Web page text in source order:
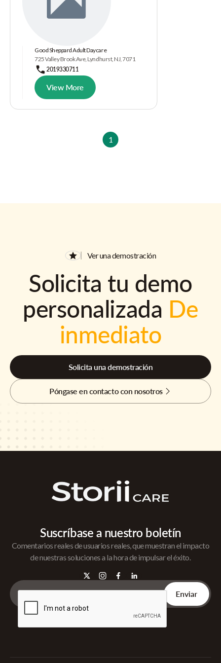
Good Sheppard Adult Daycare
725 Valley Brook Ave, Lyndhurst, NJ, 7071
2019330711
View More
1
Ver una demostración
Solicita tu demo
personalizada De
inmediato
Solicita una demostración
Póngase en contacto con nosotros
Suscríbase a nuestro boletín
Comentarios reales de usuarios reales, que muestran el impacto
de nuestras soluciones a la hora de impulsar el éxito.